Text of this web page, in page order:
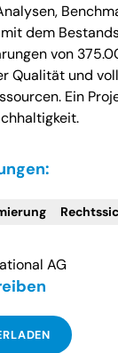
dem
von
Qualität und
Ein
AG